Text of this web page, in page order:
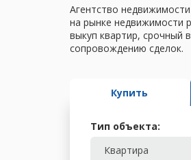
Агентство
на рынке недвижимости
выкуп квартир, срочный
сопровождению сделок.
Купить
Тип объекта:
Квартира